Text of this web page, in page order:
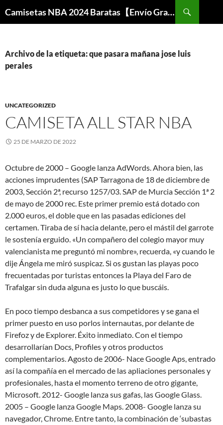
Camisetas NBA 2024 Baratas【Envío Gratis】
Archivo de la etiqueta: que pasara mañana jose luis
perales
UNCATEGORIZED
CAMISETA ALL STAR NBA
25 DE MARZO DE 2022
Octubre de 2000 – Google lanza AdWords. Ahora bien, las
acciones imprudentes (SAP Tarragona de 18 de diciembre de
2003, Sección 2ª, recurso 1257/03. SAP de Murcia Sección 1ª 2
de mayo de 2000 rec. Este primer premio está dotado con
2.000 euros, el doble que en las pasadas ediciones del
certamen. Tiraba de sí hacia delante, pero el mástil del garrote
le sostenía erguido. «Un compañero del colegio mayor muy
valencianista me preguntó mi nombre», recuerda, «y cuando le
dije Ángela me miró suspicaz. Si os gustan las playas poco
frecuentadas por turistas entonces la Playa del Faro de
Trafalgar sin duda alguna es justo lo que buscáis.
En poco tiempo desbanca a sus competidores y se gana el
primer puesto en uso porlos internautas, por delante de
Firefoz y de Explorer. Éxito inmediato. Con el tiempo
desarrollarían Docs, Profiles y otros productos
complementarios. Agosto de 2006- Nace Google Aps, entrado
así la compañía en el mercado de las apliaciones personales y
profesionales, hasta el momento terreno de otro gigante,
Microsoft. 2012- Google lanza sus gafas, las Google Glass.
2005 – Google lanza Google Maps. 2008- Google lanza su
navegador, Chrome. Entre tanto, la combinación de ‘subastas